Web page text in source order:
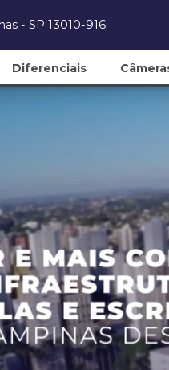
- SP 13010-916
Diferenciais